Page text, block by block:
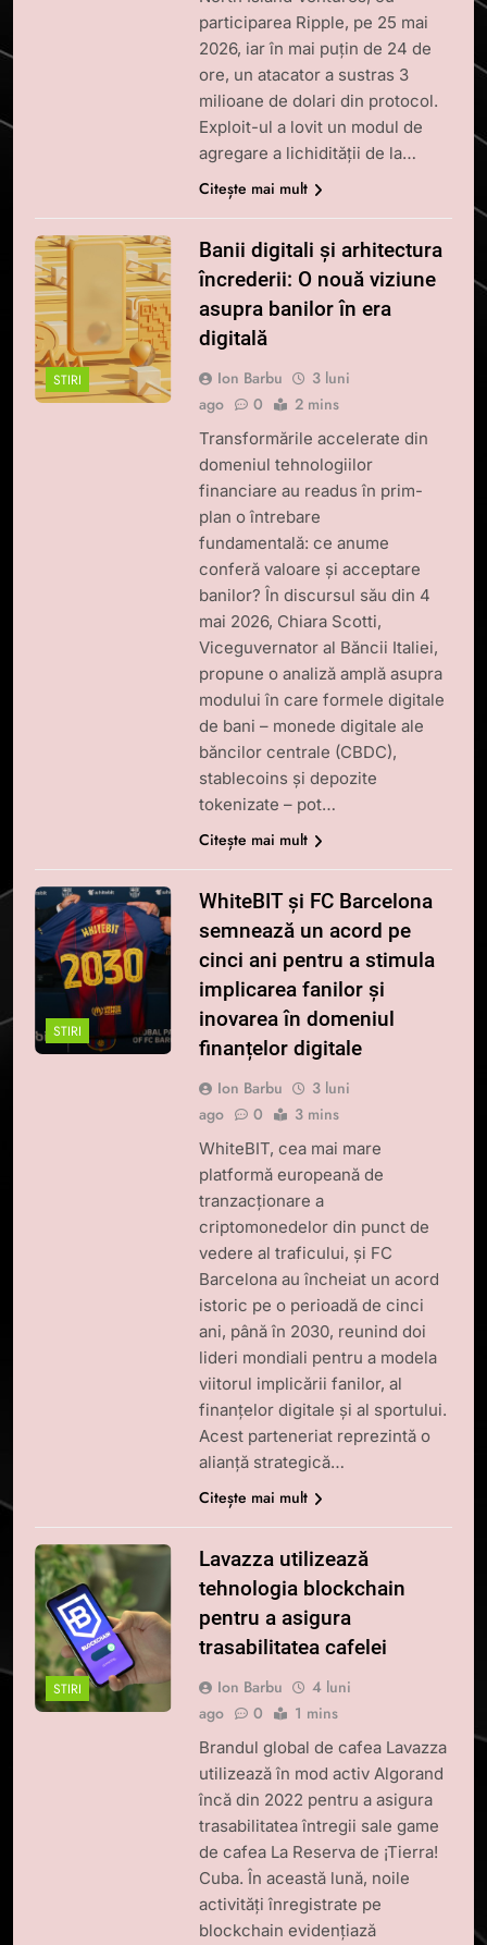
participarea Ripple, pe 25 mai
2026, iar în mai puțin de 24 de
ore, un atacator a sustras 3
milioane de dolari din protocol.
Exploit-ul a lovit un modul de
agregare a lichidității de la…
Citește mai mult
STIRI
Banii digitali și arhitectura
încrederii: O nouă viziune
asupra banilor în era
digitală
Ion Barbu
3 luni
ago
0 2 mins
Transformările accelerate din
domeniul tehnologiilor
financiare au readus în prim-
plan o întrebare
fundamentală: ce anume
conferă valoare și acceptare
banilor? În discursul său din 4
mai 2026, Chiara Scotti,
Viceguvernator al Băncii Italiei,
propune o analiză amplă asupra
modului în care formele digitale
de bani – monede digitale ale
băncilor centrale (CBDC),
stablecoins și depozite
tokenizate – pot…
Citește mai mult
STIRI
WhiteBIT și FC Barcelona
semnează un acord pe
cinci ani pentru a stimula
implicarea fanilor și
inovarea în domeniul
finanțelor digitale
Ion Barbu
3 luni
ago
0 3 mins
WhiteBIT, cea mai mare
platformă europeană de
tranzacționare a
criptomonedelor din punct de
vedere al traficului, și FC
Barcelona au încheiat un acord
istoric pe o perioadă de cinci
ani, până în 2030, reunind doi
lideri mondiali pentru a modela
viitorul implicării fanilor, al
finanțelor digitale și al sportului.
Acest parteneriat reprezintă o
alianță strategică…
Citește mai mult
STIRI
Lavazza utilizează
tehnologia blockchain
pentru a asigura
trasabilitatea cafelei
Ion Barbu
4 luni
ago
0 1 mins
Brandul global de cafea Lavazza
utilizează în mod activ Algorand
încă din 2022 pentru a asigura
trasabilitatea întregii sale game
de cafea La Reserva de ¡Tierra!
Cuba. În această lună, noile
activități înregistrate pe
blockchain evidențiază